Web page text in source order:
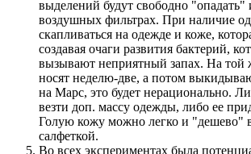
выделений будут свободно "опадать"
воздушных фильтрах. При наличие
скапливаться на одежде и коже,
создавая очаги развития бактерий,
вызывают неприятный запах. На
носят неделю-две, а потом
на Марс, это будет нерационально.
везти доп. массу одежды, либо ее
Голую кожу можно легко и "дешево"
салфеткой.
Во всех экспериментах была